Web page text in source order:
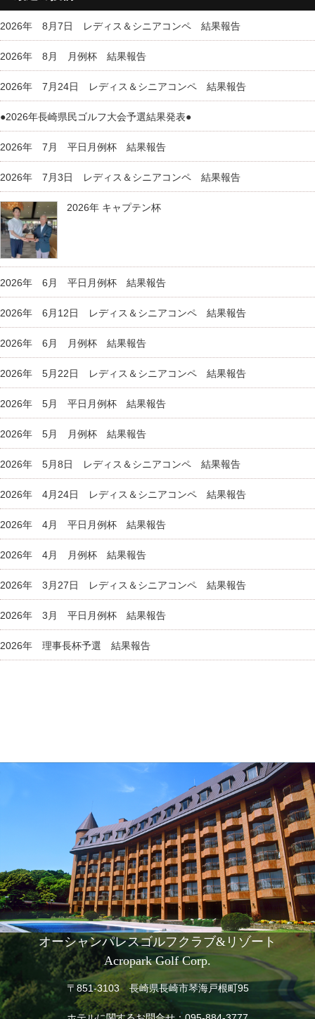
2026年 8月7日 レディス＆シニアコンペ 結果報告
2026年 8月 月例杯 結果報告
2026年 7月24日 レディス＆シニアコンペ 結果報告
●2026年長崎県民ゴルフ大会予選結果発表●
2026年 7月 平日月例杯 結果報告
2026年 7月3日 レディス＆シニアコンペ 結果報告
2026年 キャプテン杯
2026年 6月 平日月例杯 結果報告
2026年 6月12日 レディス＆シニアコンペ 結果報告
2026年 6月 月例杯 結果報告
2026年 5月22日 レディス＆シニアコンペ 結果報告
2026年 5月 平日月例杯 結果報告
2026年 5月 月例杯 結果報告
2026年 5月8日 レディス＆シニアコンペ 結果報告
2026年 4月24日 レディス＆シニアコンペ 結果報告
2026年 4月 平日月例杯 結果報告
2026年 4月 月例杯 結果報告
2026年 3月27日 レディス＆シニアコンペ 結果報告
2026年 3月 平日月例杯 結果報告
2026年 理事長杯予選 結果報告
オーシャンパレスゴルフクラブ&リゾート
Acropark Golf Corp.
〒851-3103 長崎県長崎市琴海戸根町95